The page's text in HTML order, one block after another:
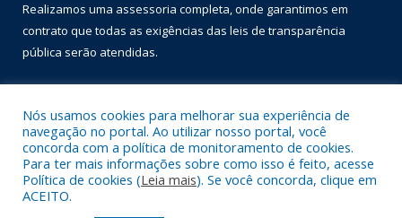
Realizamos uma assessoria completa, onde garantimos em
contrato que todas as exigências das leis de transparência
pública serão atendidas.
Todos os direitos reservados a Prefeitura Municipal de Óbidos.
Nós usamos cookies para melhorar sua experiência de
navegação no portal. Ao utilizar nosso portal, você
concorda com a política de monitoramento de cookies.
Para ter mais informações sobre como isso é feito, acesse
Política de cookies (Leia mais). Se você concorda, clique em
ACEITO.